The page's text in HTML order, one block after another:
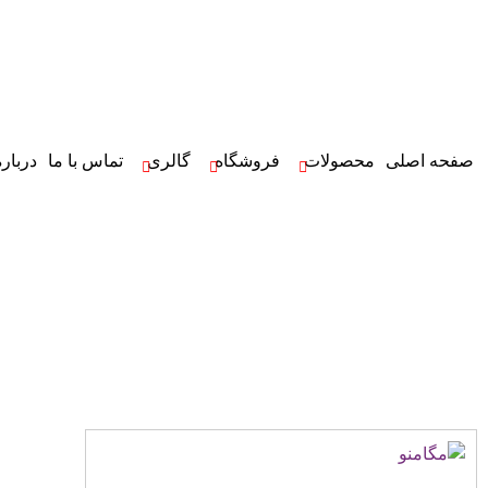
صفحه اصلی
محصولات فروشگاه گالری تماس با ما